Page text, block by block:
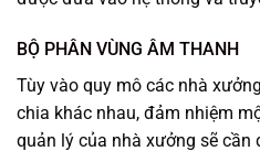
BỘ PHÂN VÙNG ÂM THANH
Tùy vào quy mô các nhà
chia khác nhau, đảm nhiệm
quản lý của nhà xưởng sẽ